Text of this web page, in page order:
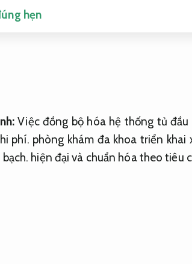
hẹn
Việc đồng bộ hóa hệ thống tủ đầu
phí. phòng khám đa khoa triển khai
hiện đại và chuẩn hóa theo tiêu